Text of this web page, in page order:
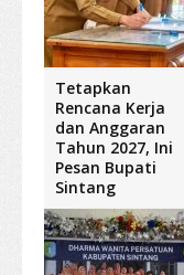
Tetapkan
Rencana Kerja
dan Anggaran
Tahun 2027, Ini
Pesan Bupati
Sintang